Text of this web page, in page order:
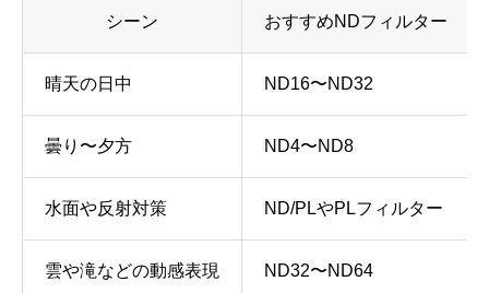
シーン おすすめNDフィルター
晴天の日中 ND16〜ND32
曇り〜夕方 ND4〜ND8
水面や反射対策 ND/PLやPLフィルター
雲や滝などの動感表現 ND32〜ND64